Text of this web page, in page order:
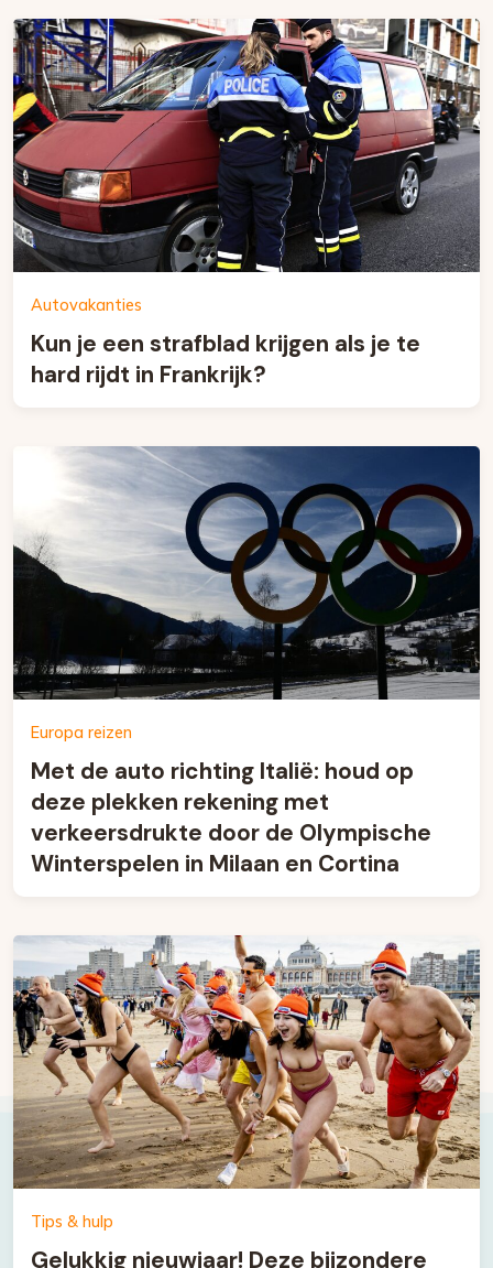
Autovakanties
Kun je een strafblad krijgen als je te
hard rijdt in Frankrijk?
Europa reizen
Met de auto richting Italië: houd op
deze plekken rekening met
verkeersdrukte door de Olympische
Winterspelen in Milaan en Cortina
Tips & hulp
Gelukkig nieuwjaar! Deze bijzondere